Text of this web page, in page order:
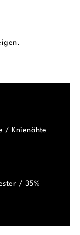
/ Knienähte
/ 35%